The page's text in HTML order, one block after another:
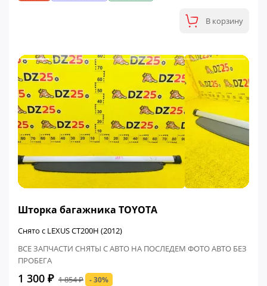
В корзину
Шторка багажника TOYOTA
Снято с LEXUS CT200H (2012)
ВСЕ ЗАПЧАСТИ СНЯТЫ С АВТО НА ПОСЛЕДЕМ ФОТО АВТО БЕЗ
ПРОБЕГА
1 300 ₽ 1 854 ₽ - 30%